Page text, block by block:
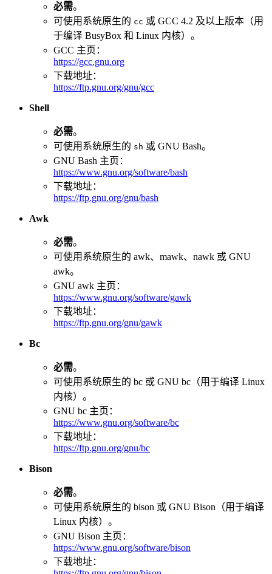
必需。
可使用系统原生的 cc 或 GCC 4.2 及以上版本（用
于编译 BusyBox 和 Linux 内核）。
GCC 主页：
https://gcc.gnu.org
下载地址：
https://ftp.gnu.org/gnu/gcc
Shell
必需。
可使用系统原生的 sh 或 GNU Bash。
GNU Bash 主页：
https://www.gnu.org/software/bash
下载地址：
https://ftp.gnu.org/gnu/bash
Awk
必需。
可使用系统原生的 awk、mawk、nawk 或 GNU
awk。
GNU awk 主页：
https://www.gnu.org/software/gawk
下载地址：
https://ftp.gnu.org/gnu/gawk
Bc
必需。
可使用系统原生的 bc 或 GNU bc（用于编译 Linux
内核）。
GNU bc 主页：
https://www.gnu.org/software/bc
下载地址：
https://ftp.gnu.org/gnu/bc
Bison
必需。
可使用系统原生的 bison 或 GNU Bison（用于编译
Linux 内核）。
GNU Bison 主页：
https://www.gnu.org/software/bison
下载地址：